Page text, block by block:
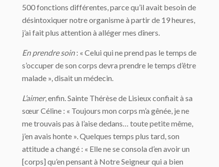
500 fonctions différentes, parce qu’il avait besoin de
désintoxiquer notre organisme à partir de 19 heures,
j’ai fait plus attention à alléger mes dîners.
En prendre soin: « Celui qui ne prend pas le temps de
s’occuper de son corps devra prendre le temps d’être
malade », disait un médecin.
L’aimer, enfin. Sainte Thérèse de Lisieux confiait à sa
sœur Céline : « Toujours mon corps m’a gênée, je ne
me trouvais pas à l’aise dedans… toute petite même,
j’en avais honte ». Quelques temps plus tard, son
attitude a changé : « Elle ne se consola d’en avoir un
[corps­] qu’en pensant à Notre Seigneur qui a bien